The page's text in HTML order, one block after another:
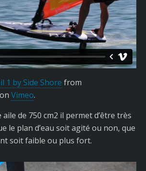
1 by Side Shore from
on Vimeo.
de 750 cm2 il permet d’être très
le plan d’eau soit agité ou non, que
soit faible ou plus fort.